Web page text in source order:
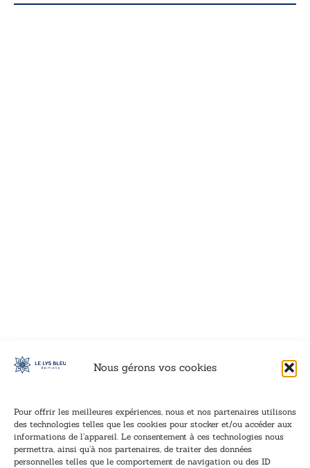
Nous gérons vos cookies
Pour offrir les meilleures expériences, nous et nos partenaires utilisons
des technologies telles que les cookies pour stocker et/ou accéder aux
informations de l’appareil. Le consentement à ces technologies nous
permettra, ainsi qu’à nos partenaires, de traiter des données
personnelles telles que le comportement de navigation ou des ID
Inscription à la newsletter
Inscrivez-vous à notre newsletter et recevez nos